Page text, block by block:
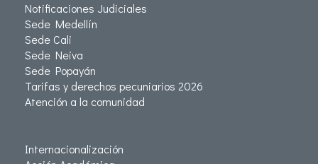
Notificaciones Judiciales
Sede Medellín
Sede Cali
Sede Neiva
Sede Popayán
Tarifas y derechos pecuniarios 2026
Atención a la comunidad
Internacionalización